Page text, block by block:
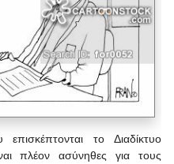
το Διαδίκτυο
πλέον ασύνηθες για τους